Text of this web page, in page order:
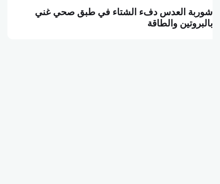
البرغر النباتي وجبة الشبع الشهية بين الطعم والصحة